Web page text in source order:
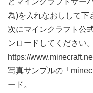
為)を入れなおしして下
次にマインクラフト公
ンロードしてください。
https://
写真サンプルの「
ード。